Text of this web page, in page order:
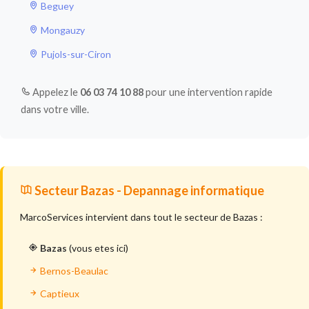
Beguey
Mongauzy
Pujols-sur-Ciron
Appelez le 06 03 74 10 88pour une intervention rapide
dans votre ville.
Secteur Bazas - Depannage informatique
MarcoServices intervient dans tout le secteur de Bazas :
Bazas (vous etes ici)
Bernos-Beaulac
Captieux